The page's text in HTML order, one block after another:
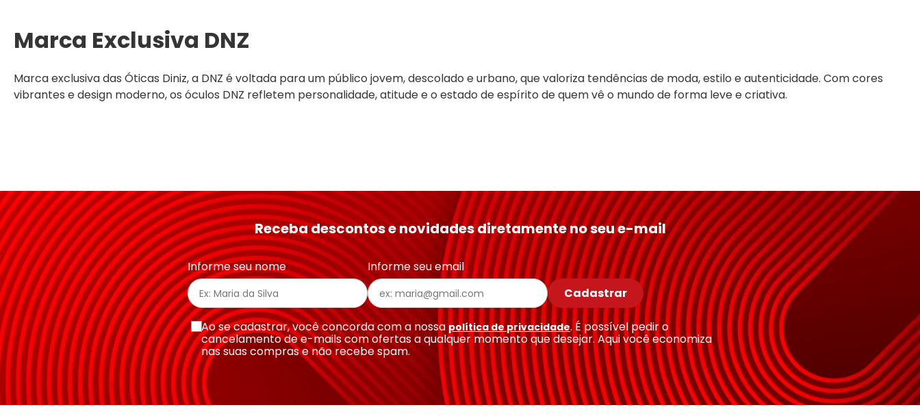
Formato do Rosto
Graus Altos
Marca Exclusiva DNZ
Marca exclusiva das Óticas Diniz, a DNZ é voltada para um público jovem, descolado e urbano, que valoriza tendências de moda, estilo e autenticidade. Com cores
vibrantes e design moderno, os óculos DNZ refletem personalidade, atitude e o estado de espírito de quem vê o mundo de forma leve e criativa.
Receba descontos e novidades diretamente no seu e-mail
Informe seu nome
Informe seu email
Cadastrar
Ao se cadastrar, você concorda com a nossa política de privacidade. É possível pedir o
cancelamento de e-mails com ofertas a qualquer momento que desejar. Aqui você economiza
nas suas compras e não recebe spam.